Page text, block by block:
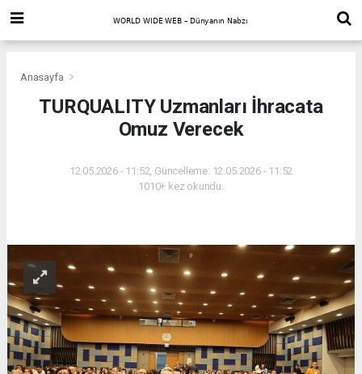
Anasayfa
TURQUALITY Uzmanları İhracata
Omuz Verecek
12.05.2026 - 11:52, Güncelleme: 12.05.2026 - 11:52
1010+ kez okundu.